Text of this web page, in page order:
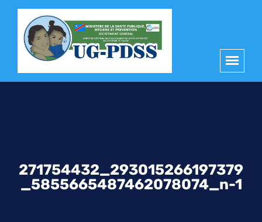
271754432_293015266197379
_5855665487462078074_n-1